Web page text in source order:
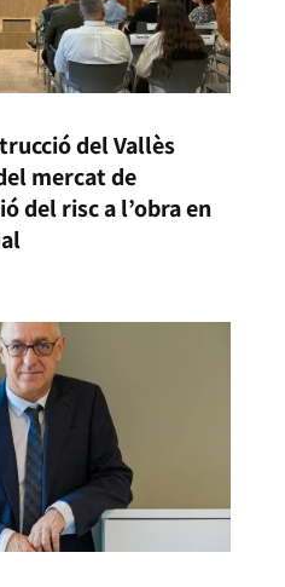
del Vallès
mercat de
del risc a l’obra en